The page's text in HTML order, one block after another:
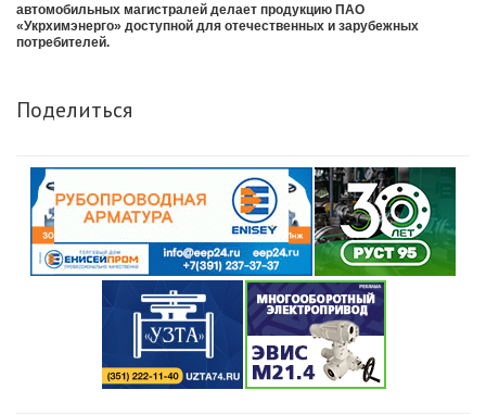
автомобильных магистралей делает продукцию ПАО
«Укрхимэнерго» доступной для отечественных и зарубежных
потребителей.
Поделиться